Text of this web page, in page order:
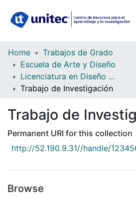
Communities
Collections
All of DSpace
Statistics
Home
Trabajos de Grado
Escuela de Arte y Diseño
Licenciatura en Diseño Gráfico
Trabajo de Investigación
Trabajo de
Permanent URI for this collection
http://52.190.9.31//handle/
Browse